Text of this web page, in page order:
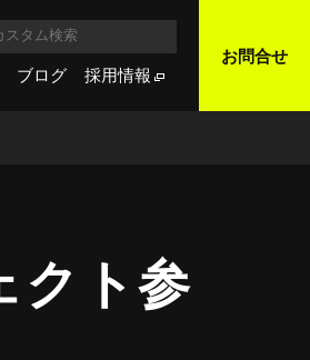
ブログ 採用情報
お問合せ
クト参